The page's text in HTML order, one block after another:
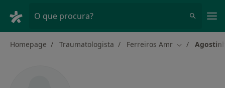
O que procura?
Homepage Traumatologista Ferreiros Amr Mudar de